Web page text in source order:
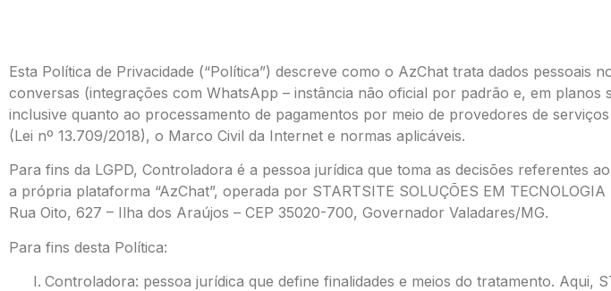
Esta Política de Privacidade (“Política”) descreve como o AzChat trata dados pessoais
conversas (integrações com WhatsApp – instância não oficial por padrão e, em
inclusive quanto ao processamento de pagamentos por meio de provedores de
(Lei nº 13.709/2018), o Marco Civil da Internet e normas aplicáveis.
Para fins da LGPD, Controladora é a pessoa jurídica que toma as decisões referentes
a própria plataforma “AzChat”, operada por STARTSITE SOLUÇÕES EM
Rua Oito, 627 – Ilha dos Araújos – CEP 35020-700, Governador Valadares/MG.
Para fins desta Política:
Controladora: pessoa jurídica que define finalidades e meios do tratamento. Aqui,